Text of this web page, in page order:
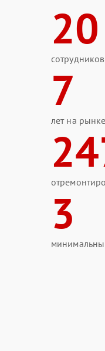
20
7
лет на рынке
3